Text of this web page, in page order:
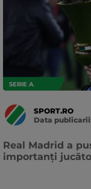
SERIE A
SPORT.RO
Data
Real Madrid a
importanți